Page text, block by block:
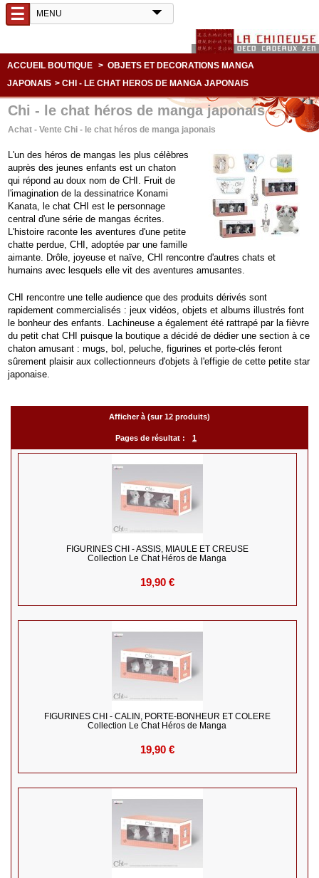
☰
ACCUEIL BOUTIQUE > OBJETS ET DECORATIONS MANGA
JAPONAIS > CHI - LE CHAT HEROS DE MANGA JAPONAIS
Chi - le chat héros de manga japonais
Achat - Vente Chi - le chat héros de manga japonais
L'un des héros de mangas les plus célèbres
auprès des jeunes enfants est un chaton
qui répond au doux nom de CHI. Fruit de
l'imagination de la dessinatrice Konami
Kanata, le chat CHI est le personnage
central d'une série de mangas écrites.
L'histoire raconte les aventures d'une petite
chatte perdue, CHI, adoptée par une famille
aimante. Drôle, joyeuse et naïve, CHI rencontre d'autres chats et
humains avec lesquels elle vit des aventures amusantes.
CHI rencontre une telle audience que des produits dérivés sont
rapidement commercialisés : jeux vidéos, objets et albums illustrés font
le bonheur des enfants. Lachineuse a également été rattrapé par la fièvre
du petit chat CHI puisque la boutique a décidé de dédier une section à ce
chaton amusant : mugs, bol, peluche, figurines et porte-clés feront
sûrement plaisir aux collectionneurs d'objets à l'effigie de cette petite star
japonaise.
Afficher à (sur 12 produits)
Pages de résultat : 1
FIGURINES CHI - ASSIS, MIAULE ET CREUSE
Collection Le Chat Héros de Manga
19,90 €
FIGURINES CHI - CALIN, PORTE-BONHEUR ET COLERE
Collection Le Chat Héros de Manga
19,90 €